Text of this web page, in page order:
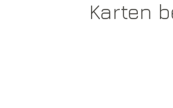
Karten